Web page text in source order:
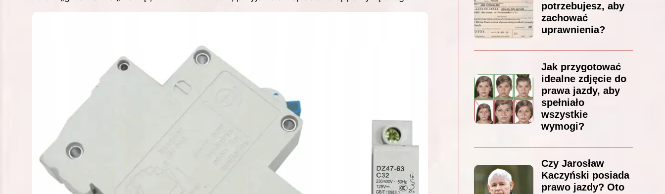
potrzebujesz, aby
zachować
uprawnienia?
Jak przygotować
idealne zdjęcie do
prawa jazdy, aby
spełniało
wszystkie
wymogi?
Czy Jarosław
Kaczyński posiada
prawo jazdy? Oto